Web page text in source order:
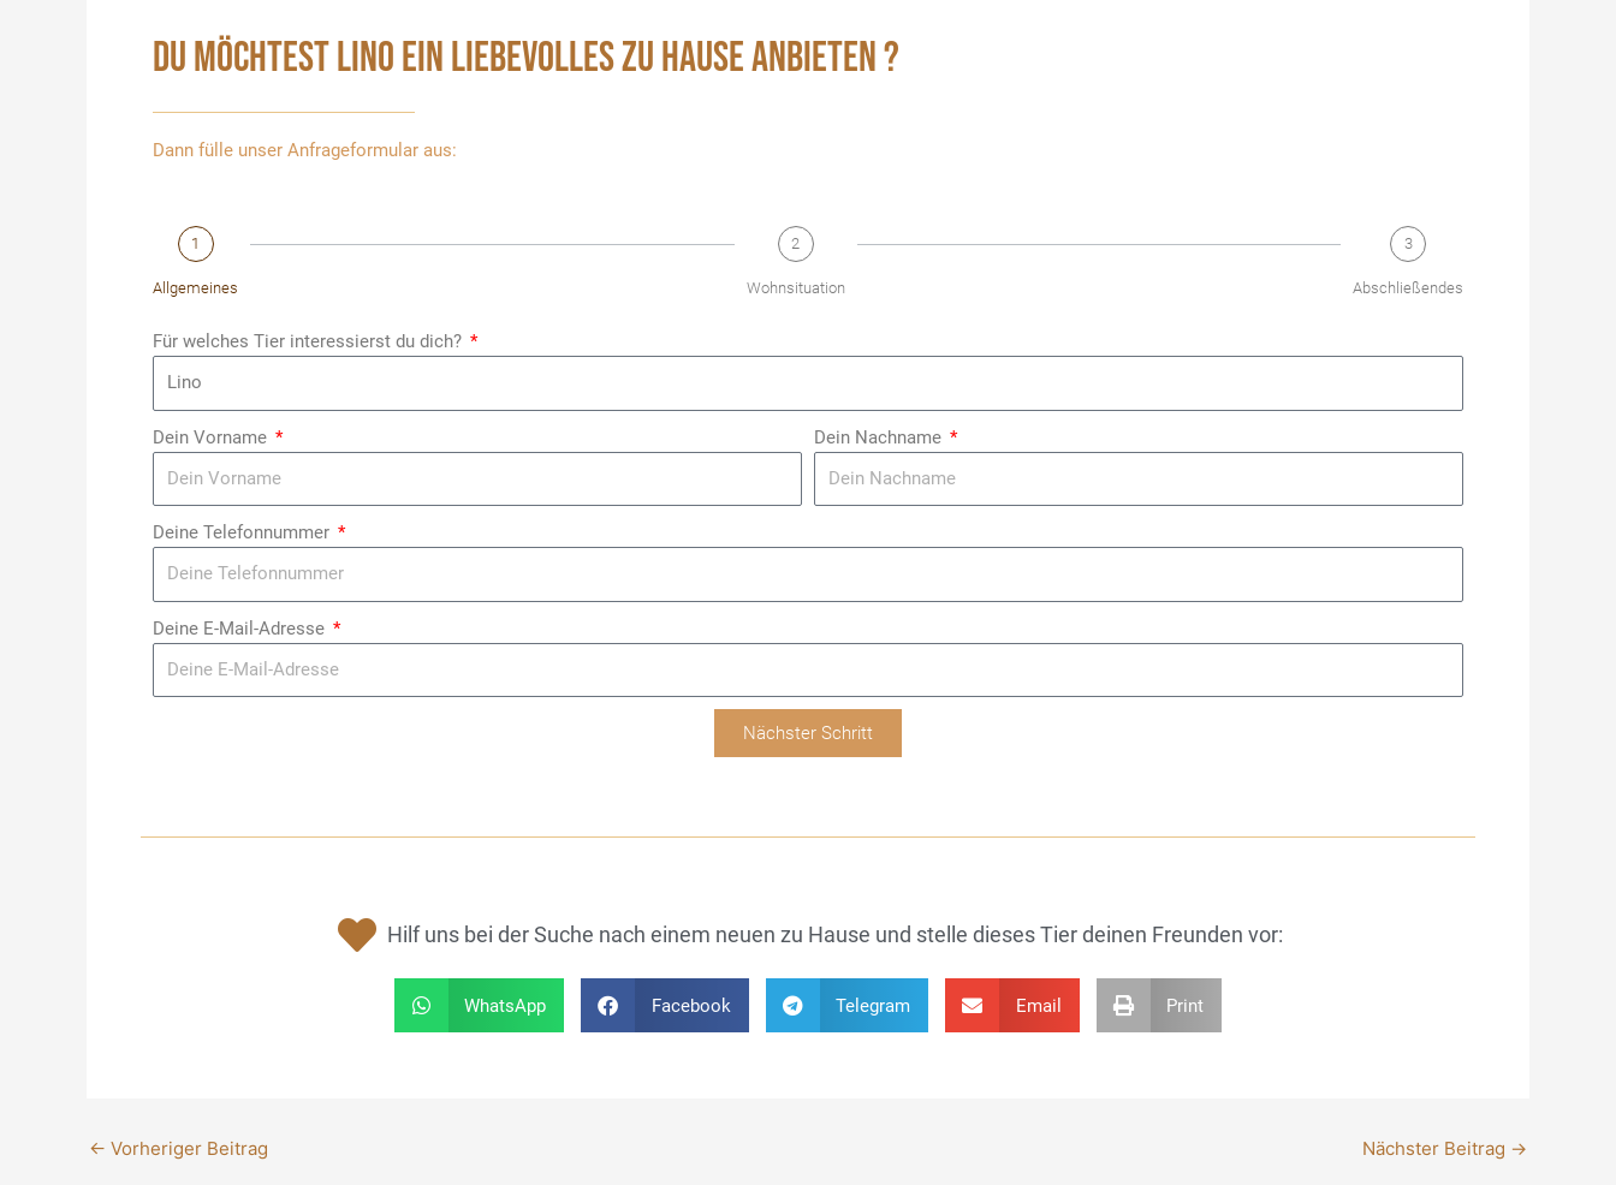
DU MÖCHTEST LINO EIN LIEBEVOLLES ZU HAUSE ANBIETEN ?
Dann fülle unser Anfrageformular aus:
1
Allgemeines
2
Wohnsituation
3
Abschließendes
Für welches Tier interessierst du dich?
Dein Vorname Dein Nachname
Deine Telefonnummer
Deine E-Mail-Adresse
Nächster Schritt
Hilf uns bei der Suche nach einem neuen zu Hause und stelle dieses Tier deinen Freunden vor:
WhatsApp Facebook Telegram Email Print
← Vorheriger Beitrag Nächster Beitrag →